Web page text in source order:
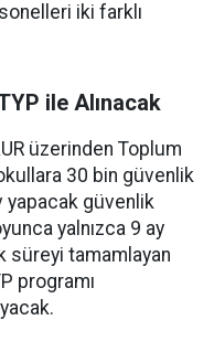
iki farklı
ile Alınacak
üzerinden Toplum
30 bin güvenlik
yapacak güvenlik
yalnızca 9 ay
süreyi tamamlayan
programı